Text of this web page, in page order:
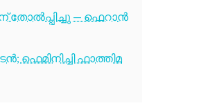
— ഫെറാൻ
ഫെമിനിച്ചി ഫാത്തിമ